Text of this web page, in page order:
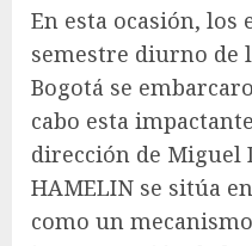
En esta ocasión, los
semestre diurno de
Bogotá se
cabo esta
dirección de Miguel
HAMELIN se sitúa
como un